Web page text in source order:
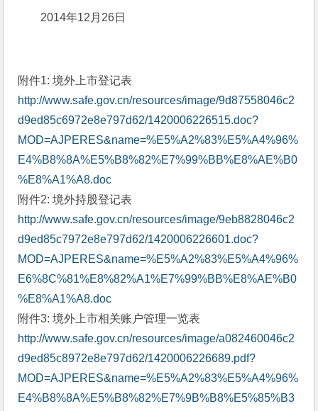
2014年12月26日
附件1: 境外上市登记表
http://www.safe.gov.cn/resources/image/9d87558046c2
d9ed85c6972e8e797d62/1420006226515.doc?
MOD=AJPERES&name=%E5%A2%83%E5%A4%96%
E4%B8%8A%E5%B8%82%E7%99%BB%E8%AE%B0
%E8%A1%A8.doc
附件2: 境外持股登记表
http://www.safe.gov.cn/resources/image/9eb8828046c2
d9ed85c7972e8e797d62/1420006226601.doc?
MOD=AJPERES&name=%E5%A2%83%E5%A4%96%
E6%8C%81%E8%82%A1%E7%99%BB%E8%AE%B0
%E8%A1%A8.doc
附件3: 境外上市相关账户管理一览表
http://www.safe.gov.cn/resources/image/a082460046c2
d9ed85c8972e8e797d62/1420006226689.pdf?
MOD=AJPERES&name=%E5%A2%83%E5%A4%96%
E4%B8%8A%E5%B8%82%E7%9B%B8%E5%85%B3